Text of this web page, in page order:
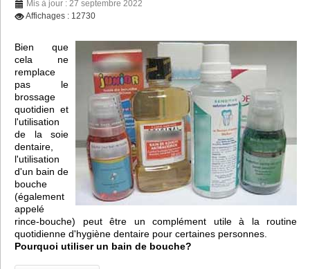
Mis à jour : 27 septembre 2022
Affichages : 12730
Bien que
cela ne
remplace
pas le
brossage
quotidien et
l'utilisation
de la soie
dentaire,
l'utilisation
d'un bain de
bouche
(également
appelé
rince-bouche) peut être un complément utile à la routine
quotidienne d'hygiène dentaire pour certaines personnes.
Pourquoi utiliser un bain de bouche?